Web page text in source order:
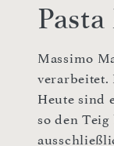
Massimo
verarbeitet.
Heute sind
so den